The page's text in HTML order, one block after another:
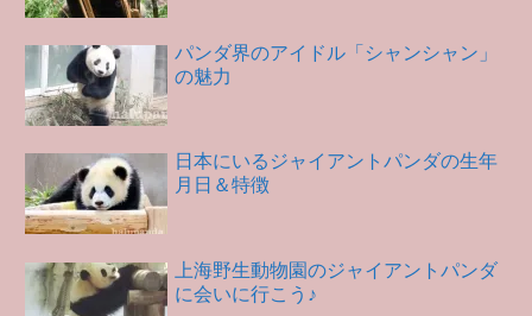
パンダ界のアイドル「シャンシャン」
の魅力
日本にいるジャイアントパンダの生年
月日＆特徴
上海野生動物園のジャイアントパンダ
に会いに行こう♪